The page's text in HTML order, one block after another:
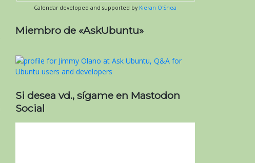
Calendar developed and supported by Kieran O'Shea
Miembro de «AskUbuntu»
Si desea vd., sígame en Mastodon
Social